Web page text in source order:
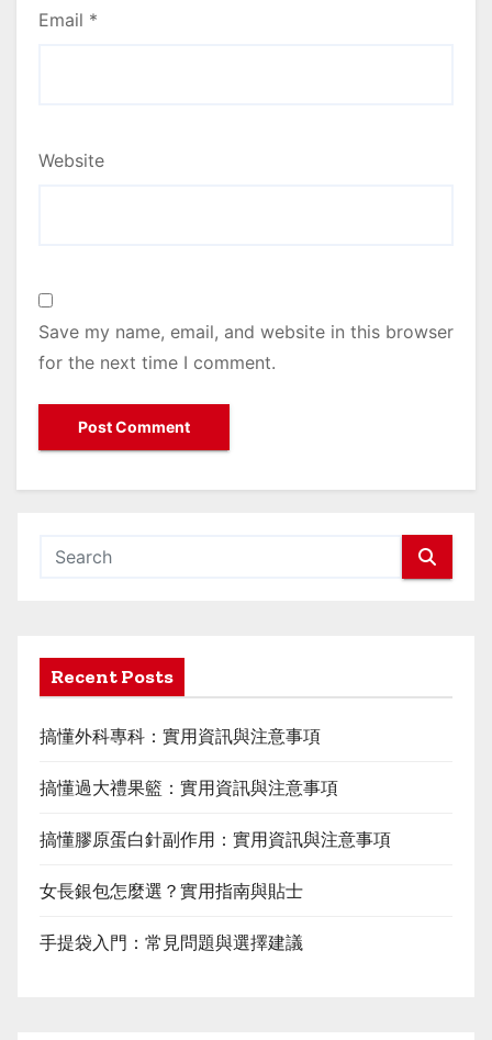
Email *
Website
Save my name, email, and website in this browser
for the next time I comment.
Recent Posts
搞懂外科專科：實用資訊與注意事項
搞懂過大禮果籃：實用資訊與注意事項
搞懂膠原蛋白針副作用：實用資訊與注意事項
女長銀包怎麼選？實用指南與貼士
手提袋入門：常見問題與選擇建議